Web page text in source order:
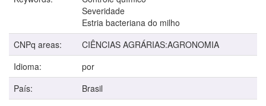
Severidade
Estria bacteriana do milho
CNPq areas:
CIÊNCIAS AGRÁRIAS:AGRONOMIA
Idioma:
por
País:
Brasil